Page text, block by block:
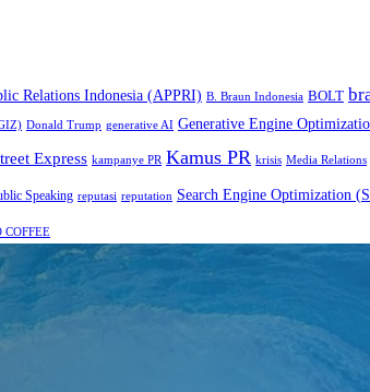
Relations Indonesia (APPRI) B. Braun Indonesia BOLT
Donald Trump generative AI Generative Engine
Express kampanye PR Kamus PR krisis Media Relations
Speaking reputasi reputation Search Engine Optimization
COFFEE